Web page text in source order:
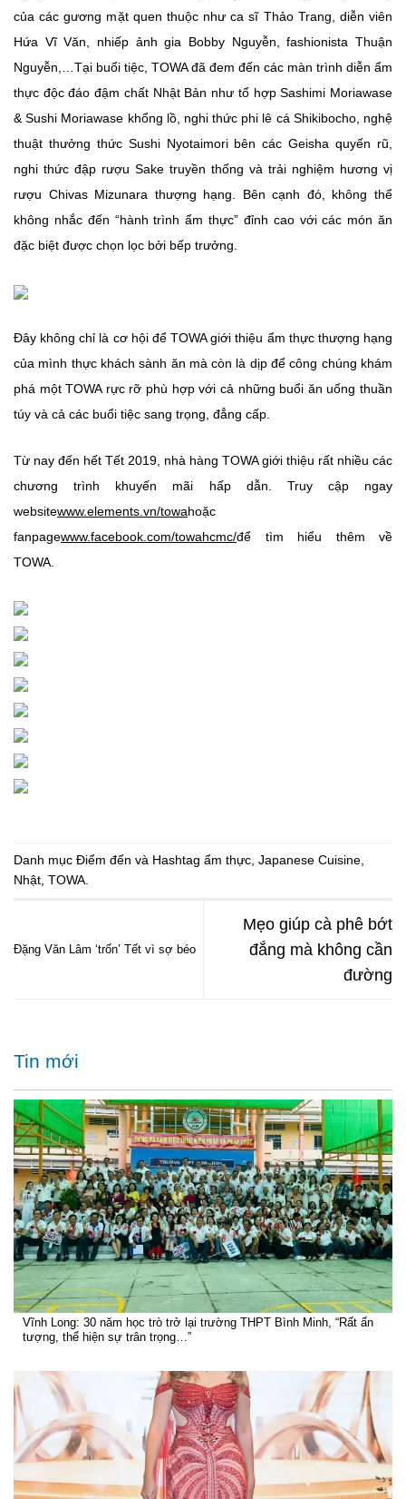
của các gương mặt quen thuộc như ca sĩ Thảo Trang, diễn viên
Hứa Vĩ Văn, nhiếp ảnh gia Bobby Nguyễn, fashionista Thuận
Nguyễn,…Tại buổi tiệc, TOWA đã đem đến các màn trình diễn ẩm
thực độc đáo đậm chất Nhật Bản như tổ hợp Sashimi Moriawase
& Sushi Moriawase khổng lồ, nghi thức phi lê cá Shikibocho, nghệ
thuật thưởng thức Sushi Nyotaimori bên các Geisha quyến rũ,
nghi thức đập rượu Sake truyền thống và trải nghiệm hương vị
rượu Chivas Mizunara thượng hạng. Bên cạnh đó, không thể
không nhắc đến “hành trình ẩm thực” đỉnh cao với các món ăn
đặc biệt được chọn lọc bởi bếp trưởng.
Đây không chỉ là cơ hội để TOWA giới thiệu ẩm thực thượng hạng
của mình thực khách sành ăn mà còn là dịp để công chúng khám
phá một TOWA rực rỡ phù hợp với cả những buổi ăn uống thuần
túy và cả các buổi tiệc sang trọng, đẳng cấp.
Từ nay đến hết Tết 2019, nhà hàng TOWA giới thiệu rất nhiều các
chương trình khuyến mãi hấp dẫn. Truy cập ngay
websitewww.elements.vn/towahoặc
fanpagewww.facebook.com/towahcmc/để tìm hiểu thêm về
TOWA.
Danh mục Điểm đến và Hashtag ẩm thực Japanese Cuisine
Nhật TOWA
Đặng Văn Lâm ‘trốn’ Tết vì sợ béo
Mẹo giúp cà phê bớt
đắng mà không cần
đường
Tin mới
Vĩnh Long: 30 năm học trò trở lại trường THPT Bình Minh, “Rất ấn
tượng, thể hiện sự trân trọng…”